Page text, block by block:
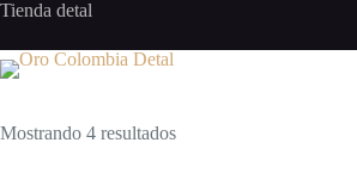
Saltar
contenido
Tienda detal
Mostrando 4 resultados